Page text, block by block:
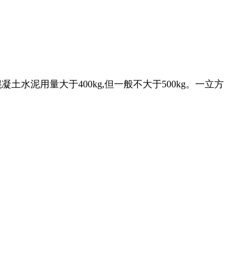
土水泥用量大于400kg,但一般不大于500kg。一立方